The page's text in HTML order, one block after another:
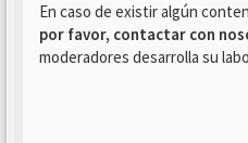
En caso de existir algún
por favor, contactar con
moderadores desarrolla su